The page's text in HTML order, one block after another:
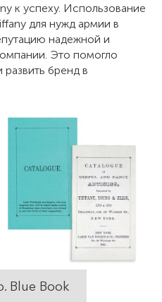
к успеху. Использование
для нужд армии в
надежной и
Это помогло
бренд в
Blue Book